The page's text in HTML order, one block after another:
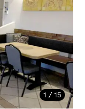
1 / 15